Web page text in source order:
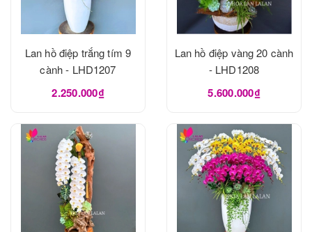
Lan hồ điệp trắng tím 9
cành - LHD1207
2.250.000₫
Lan hồ điệp vàng 20 cành
- LHD1208
5.600.000₫